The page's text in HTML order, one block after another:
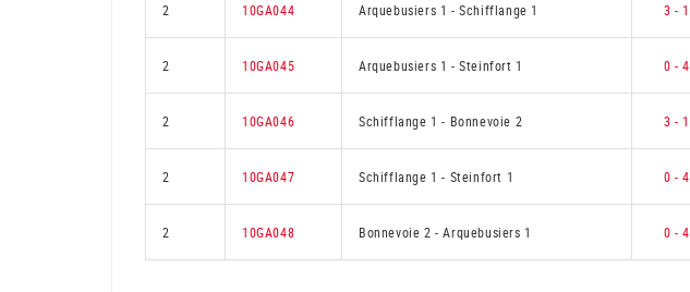
2 10GA044 Arquebusiers 1 -Schifflange 1 3 - 1
2 10GA045 Arquebusiers 1 -Steinfort 1 0 - 4
2 10GA046 Schifflange 1- Bonnevoie 2 3 - 1
2 10GA047 Schifflange 1- Steinfort 1 0 - 4
2 10GA048 Bonnevoie 2-Arquebusiers 1 0 - 4